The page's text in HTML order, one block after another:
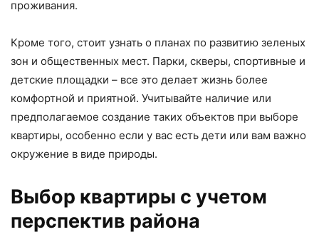
проживания.
Кроме того, стоит узнать о планах по развитию зеленых
зон и общественных мест. Парки, скверы, спортивные и
детские площадки – все это делает жизнь более
комфортной и приятной. Учитывайте наличие или
предполагаемое создание таких объектов при выборе
квартиры, особенно если у вас есть дети или вам важно
окружение в виде природы.
Выбор квартиры с учетом
перспектив района